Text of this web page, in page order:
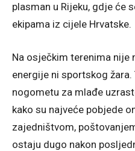
plasman u Rijeku, gdje će
ekipama iz cijele Hrvatske.
Na osječkim terenima nije
energije ni sportskog
nogometu za mlađe
kako su najveće pobjede
zajedništvom,
ostaju dugo nakon